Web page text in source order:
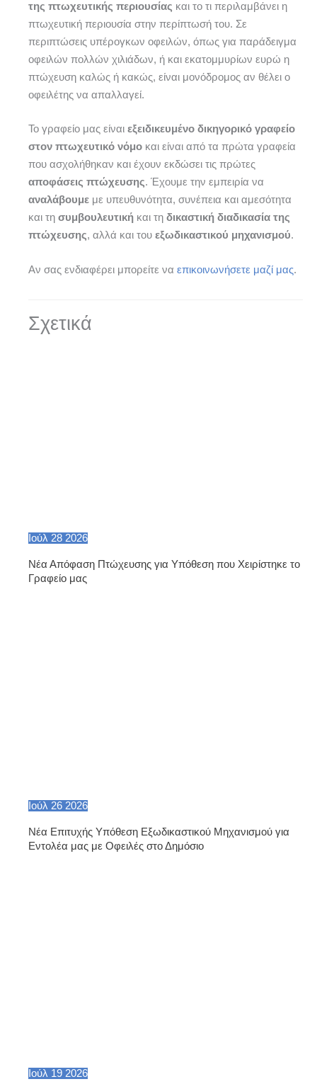
της πτωχευτικής περιουσίας και το τι περιλαμβάνει η
πτωχευτική περιουσία στην περίπτωσή του. Σε
περιπτώσεις υπέρογκων οφειλών, όπως για παράδειγμα
οφειλών πολλών χιλιάδων, ή και εκατομμυρίων ευρώ η
πτώχευση καλώς ή κακώς, είναι μονόδρομος αν θέλει ο
οφειλέτης να απαλλαγεί.
Το γραφείο μας είναι εξειδικευμένο δικηγορικό γραφείο
στον πτωχευτικό νόμο και είναι από τα πρώτα γραφεία
που ασχολήθηκαν και έχουν εκδώσει τις πρώτες
αποφάσεις πτώχευσης. Έχουμε την εμπειρία να
αναλάβουμε με υπευθυνότητα, συνέπεια και αμεσότητα
και τη συμβουλευτική και τη δικαστική διαδικασία της
πτώχευσης, αλλά και του εξωδικαστικού μηχανισμού.
Αν σας ενδιαφέρει μπορείτε να επικοινωνήσετε μαζί μας.
Σχετικά
Ιούλ 28 2026
Νέα Απόφαση Πτώχευσης για Υπόθεση που Χειρίστηκε το
Γραφείο μας
Ιούλ 26 2026
Νέα Επιτυχής Υπόθεση Εξωδικαστικού Μηχανισμού για
Εντολέα μας με Οφειλές στο Δημόσιο
Ιούλ 19 2026